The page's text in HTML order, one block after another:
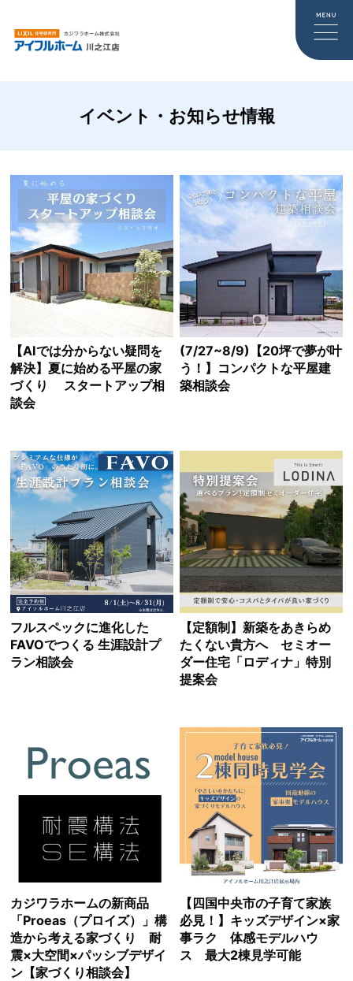
イベント・お知らせ情報
【AIでは分からない疑問を
解決】夏に始める平屋の家
づくり スタートアップ相
談会
(7/27~8/9)【20坪で夢が叶
う！】コンパクトな平屋建
築相談会
フルスペックに進化した
FAVOでつくる 生涯設計プ
ラン相談会
【定額制】新築をあきらめ
たくない貴方へ セミオー
ダー住宅「ロディナ」特別
提案会
カジワラホームの新商品
「Proeas（プロイズ）」構
造から考える家づくり 耐
震×大空間×パッシブデザイ
ン【家づくり相談会】
【四国中央市の子育て家族
必見！】キッズデザイン×家
事ラク 体感モデルハウ
ス 最大2棟見学可能